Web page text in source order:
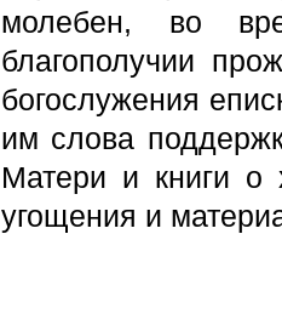
молебен, во
благополучии
богослужения
им слова
Матери и книги о
угощения и